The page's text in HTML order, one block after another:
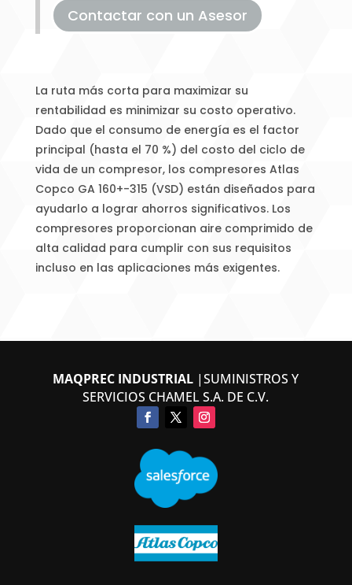
Contactar con un Asesor
La ruta más corta para maximizar su
rentabilidad es minimizar su costo operativo.
Dado que el consumo de energía es el factor
principal (hasta el 70 %) del costo del ciclo de
vida de un compresor, los compresores Atlas
Copco GA 160+-315 (VSD) están diseñados para
ayudarlo a lograr ahorros significativos. Los
compresores proporcionan aire comprimido de
alta calidad para cumplir con sus requisitos
incluso en las aplicaciones más exigentes.
MAQPREC INDUSTRIAL |SUMINISTROS Y
SERVICIOS CHAMEL S.A. DE C.V.